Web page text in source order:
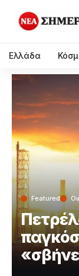
Ελλάδα
Featured